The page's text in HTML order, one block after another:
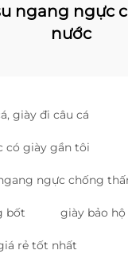
ngang ngực
nước
giày đi câu cá
có giày gần tôi
ngực chống
bốt giày bảo hộ
rẻ tốt nhất